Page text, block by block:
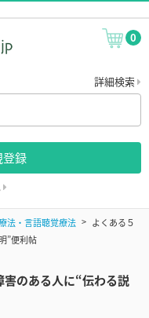
0
詳細検索
登録
法・言語聴覚療法
よくある５
”便利帖
のある人に“伝わる説